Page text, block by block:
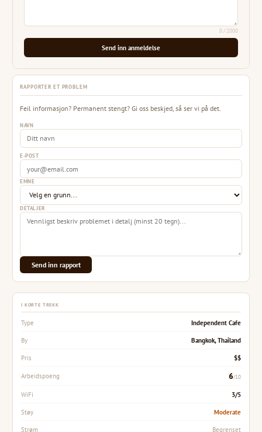
0/ 2000
Send inn anmeldelse
RAPPORTER ET PROBLEM
Feil informasjon? Permanent stengt? Gi oss beskjed, så ser vi på det.
NAVN
E-POST
EMNE
DETALJER
Send inn rapport
I KORTE TREKK
Type Independent Cafe
By Bangkok, Thailand
Pris $$
Arbeidspoeng 6/10
WiFi 3/5
Støy Moderate
Strøm Begrenset